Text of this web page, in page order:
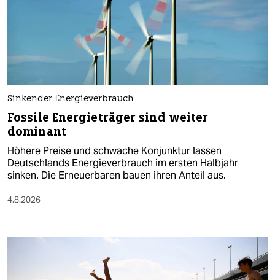
Sinkender Energieverbrauch
Fossile Energieträger sind weiter
dominant
Höhere Preise und schwache Konjunktur lassen
Deutschlands Energieverbrauch im ersten Halbjahr
sinken. Die Erneuerbaren bauen ihren Anteil aus.
4.8.2026